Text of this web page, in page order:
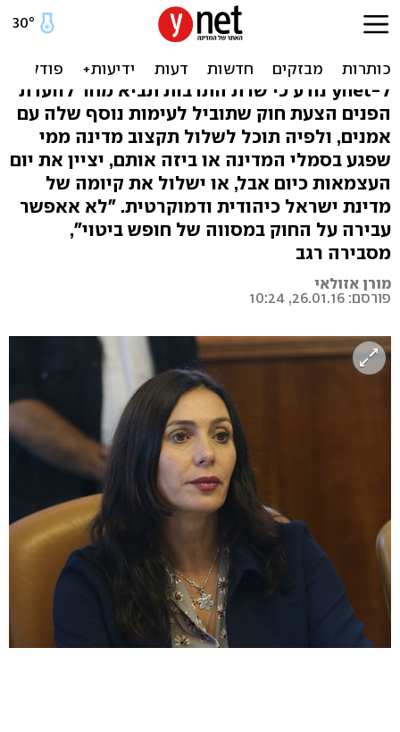
החוק החדש של רגב: אין
נאמנות - אין תקציב לאמנות
ל-ynet נודע כי שרת התרבות תביא מחר לוועדת
הפנים הצעת חוק שתוביל לעימות נוסף שלה עם
אמנים, ולפיה תוכל לשלול תקצוב מדינה ממי
שפגע בסמלי המדינה או ביזה אותם, יציין את יום
העצמאות כיום אבל, או ישלול את קיומה של
מדינת ישראל כיהודית ודמוקרטית. "לא אאפשר
עבירה על החוק במסווה של חופש ביטוי",
מסבירה רגב
מורן אזולאי
פורסם: 26.01.16, 10:24